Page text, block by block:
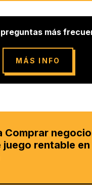
preguntas más
MÁS INFO
Comprar
rentable en